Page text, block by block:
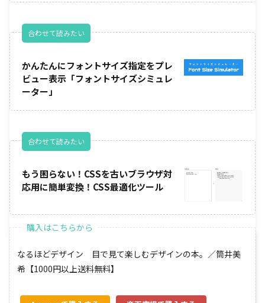
合わせて読みたい
かんたんにフォントサイズ指定をプレ
ビュー表示「フォントサイズシミュレ
ーター」
合わせて読みたい
もう困らない！CSSを古いブラウザ対
応用に簡単変換！CSS最適化ツール
なるほどデザイン 目で見て楽しむデザインの本。／筒井美
希【1000円以上送料無料】